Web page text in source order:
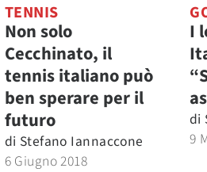
TENNIS
Non solo
Cecchinato, il
tennis italiano può
ben sperare per il
futuro
di Stefano Iannaccone
6 Giugno 2018
I
di
9